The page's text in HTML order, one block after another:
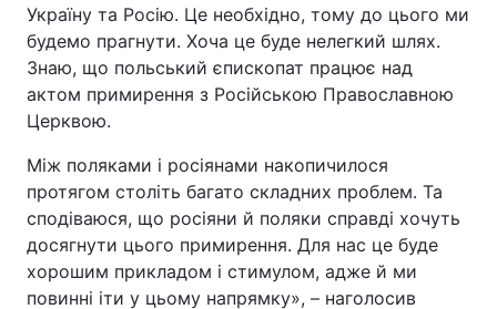
Україну та Росію. Це необхідно, тому до цього ми
будемо прагнути. Хоча це буде нелегкий шлях.
Знаю, що польський єпископат працює над
актом примирення з Російською Православною
Церквою.
Між поляками і росіянами накопичилося
протягом століть багато складних проблем. Та
сподіваюся, що росіяни й поляки справді хочуть
досягнути цього примирення. Для нас це буде
хорошим прикладом і стимулом, адже й ми
повинні іти у цьому напрямку», – наголосив